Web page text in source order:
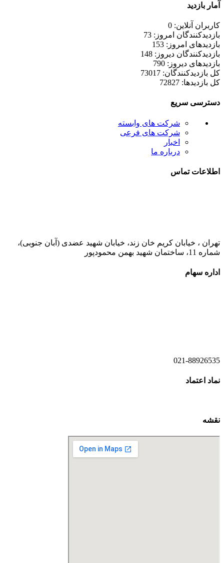
آمار بازدید
کاربران آنلاین: 0
بازدیدکنندگان امروز: 73
بازدیدهای امروز: 153
بازدیدکنندگان دیروز: 148
بازدیدهای دیروز: 790
کل بازدیدکنند‌گان: 73017
کل بازدیدها: 72827
دسترسی سریع
شرکت های وابسته
شرکت های فرعی
اخبار
درباره ما
اطلاعات تماس
تهران ، خیابان کریم خان زند، خیابان شهید عضدی (آبان جنوبی)،
شماره 11، ساختمان شهید بهمن محمودپور
اداره سهام
021-88926535
نماد اعتماد
نقشه